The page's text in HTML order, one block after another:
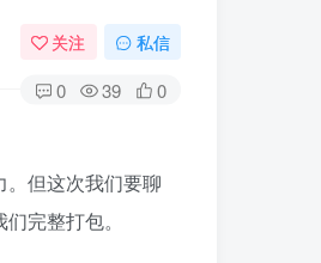
关注 私信
0 39 0
但这次我们要聊
完整打包。